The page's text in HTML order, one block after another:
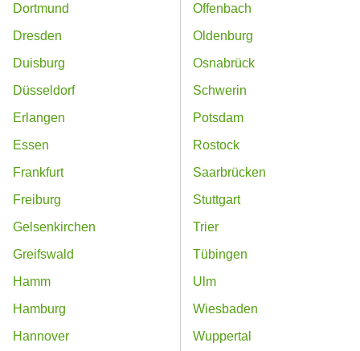
Dortmund
Dresden
Duisburg
Düsseldorf
Erlangen
Essen
Frankfurt
Freiburg
Gelsenkirchen
Greifswald
Hamm
Hamburg
Hannover
Offenbach
Oldenburg
Osnabrück
Schwerin
Potsdam
Rostock
Saarbrücken
Stuttgart
Trier
Tübingen
Ulm
Wiesbaden
Wuppertal